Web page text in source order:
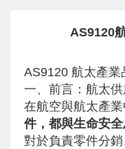
AS9120
AS9120 航太產
一、前言：航太供
在航空與航太產業
件，都與生命安全
對於負責零件分